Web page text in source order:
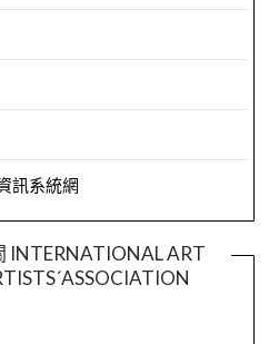
訊系統網
INTERNATIONAL ART